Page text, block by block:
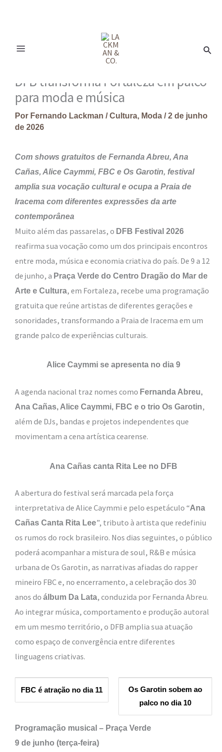
DFB transforma Fortaleza em palco
para moda e música
Por Fernando Lackman /Cultura, Moda /2 de junho
de 2026
Com shows gratuitos de Fernanda Abreu, Ana
Cañas, Alice Caymmi, FBC e Os Garotin, festival
amplia sua vocação cultural e ocupa a Praia de
Iracema com diferentes expressões da arte
contemporânea
Muito além das passarelas, o DFB Festival 2026
reafirma sua vocação como um dos principais encontros
entre moda, música e economia criativa do país. De 9 a 12
de junho, a Praça Verde do Centro Dragão do Mar de
Arte e Cultura, em Fortaleza, recebe uma programação
gratuita que reúne artistas de diferentes gerações e
sonoridades, transformando a Praia de Iracema em um
grande palco de experiências culturais.
Alice Caymmi se apresenta no dia 9
A agenda nacional traz nomes como Fernanda Abreu,
Ana Cañas, Alice Caymmi, FBC e o trio Os Garotin,
além de DJs, bandas e projetos independentes que
movimentam a cena artística cearense.
Ana Cañas canta Rita Lee no DFB
A abertura do festival será marcada pela força
interpretativa de Alice Caymmi e pelo espetáculo “Ana
Cañas Canta Rita Lee”, tributo à artista que redefiniu
os rumos do rock brasileiro. Nos dias seguintes, o público
poderá acompanhar a mistura de soul, R&B e música
urbana de Os Garotin, as narrativas afiadas do rapper
mineiro FBC e, no encerramento, a celebração dos 30
anos do álbum Da Lata, conduzida por Fernanda Abreu.
Ao integrar música, comportamento e produção autoral
em um mesmo território, o DFB amplia sua atuação
como espaço de convergência entre diferentes
linguagens criativas.
FBC é atração no dia 11
Os Garotin sobem ao
palco no dia 10
Programação musical – Praça Verde
9 de junho (terça-feira)